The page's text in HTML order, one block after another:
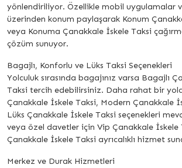
yönlendiriliyor. Özellikle mobil uygulamalar
üzerinden konum paylaşarak Konum
veya Konuma Çanakkale İskele Taksi
çözüm sunuyor.
Bagajlı, Konforlu ve Lüks Taksi Seçenekleri
Yolculuk sırasında bagajınız varsa Bagajlı
Taksi tercih edebilirsiniz. Daha rahat bir
Çanakkale İskele Taksi, Modern Çanakkale
Lüks Çanakkale İskele Taksi seçenekleri
veya özel davetler için Vip Çanakkale İskele
Çanakkale İskele Taksi ayrıcalıklı hizmet
Merkez ve Durak Hizmetleri